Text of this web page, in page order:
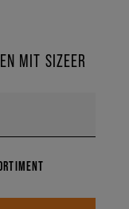
MIT SIZEER